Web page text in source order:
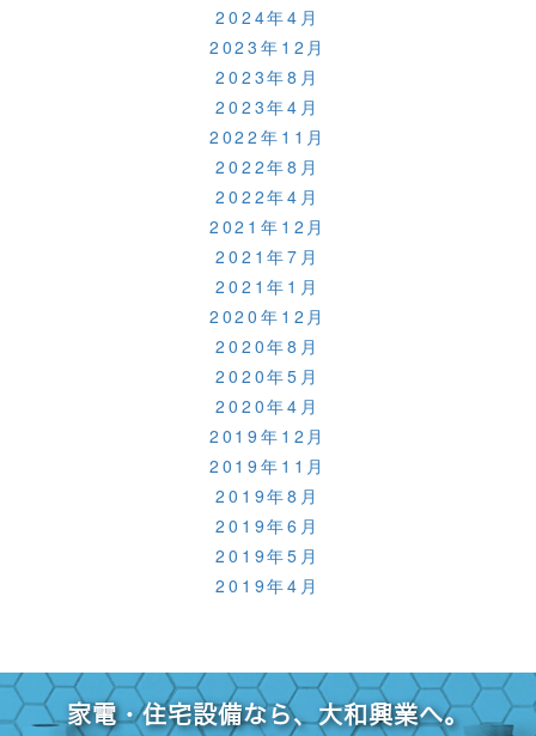
2024年4月
2023年12月
2023年8月
2023年4月
2022年11月
2022年8月
2022年4月
2021年12月
2021年7月
2021年1月
2020年12月
2020年8月
2020年5月
2020年4月
2019年12月
2019年11月
2019年8月
2019年6月
2019年5月
2019年4月
家電・住宅設備なら、大和興業へ。